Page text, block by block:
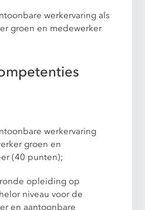
werkervaring als
groen en medewerker
werkervaring
groen en
(40 punten);
opleiding op
niveau voor de
en aantoonbare